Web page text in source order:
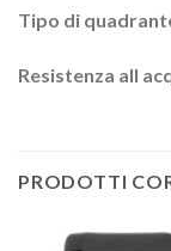
Tipo di
Resistenza all
PRODOTTI